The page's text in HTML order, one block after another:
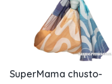
SuperMama chusto-